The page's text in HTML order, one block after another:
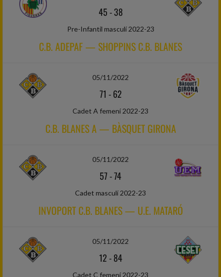
45-38
Pre-Infantil masculí 2022-23
C.B. ADEPAF — SHOPPINS C.B. BLANES
05/11/2022
71 -62
Cadet A femení 2022-23
C.B. BLANES A — BÀSQUET GIRONA
05/11/2022
57-74
Cadet masculí 2022-23
INVOPORT C.B. BLANES — U.E. MATARÓ
05/11/2022
12-84
Cadet C femení 2022-23